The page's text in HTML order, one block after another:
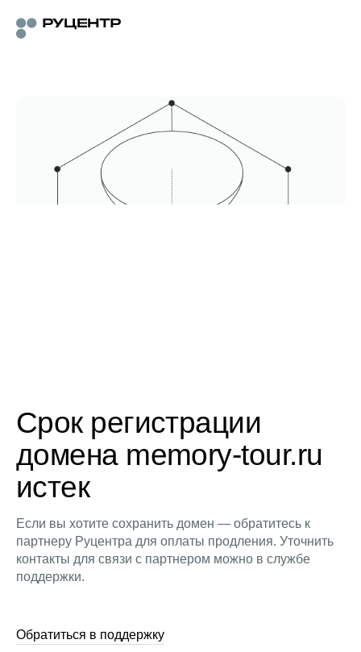
Срок регистрации
домена memory-tour.ru
истек
Если вы хотите сохранить домен — обратитесь к
партнеру Руцентра для оплаты продления. Уточнить
контакты для связи с партнером можно в службе
поддержки.
Обратиться в поддержку